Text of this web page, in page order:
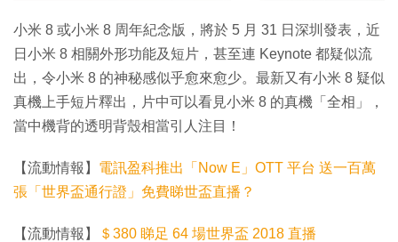
小米 8 或小米 8 周年紀念版，將於 5 月 31 日深圳發表，近
日小米 8 相關外形功能及短片，甚至連 Keynote 都疑似流
出，令小米 8 的神秘感似乎愈來愈少。最新又有小米 8 疑似
真機上手短片釋出，片中可以看見小米 8 的真機「全相」，
當中機背的透明背殼相當引人注目！
【流動情報】 電訊盈科推出「Now E」OTT 平台 送一百萬
張「世界盃通行證」免費睇世盃直播？
【流動情報】 ＄380 睇足 64 場世界盃 2018 直播